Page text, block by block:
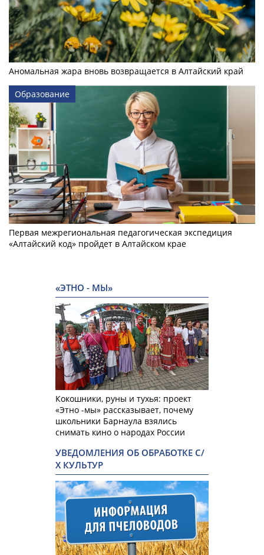
Аномальная жара вновь возвращается в Алтайский край
Образование
Первая межрегиональная педагогическая экспедиция
«Алтайский код» пройдет в Алтайском крае
«ЭТНО - МЫ»
Кокошники, руны и тухья: проект
«Этно -мы» рассказывает, почему
школьники Барнаула взялись
снимать кино о народах России
УВЕДОМЛЕНИЯ ОБ ОБРАБОТКЕ С/
Х КУЛЬТУР